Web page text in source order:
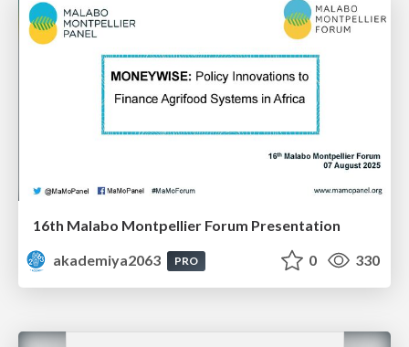
16th Malabo Montpellier Forum Presentation
akademiya2063
PRO 0 330